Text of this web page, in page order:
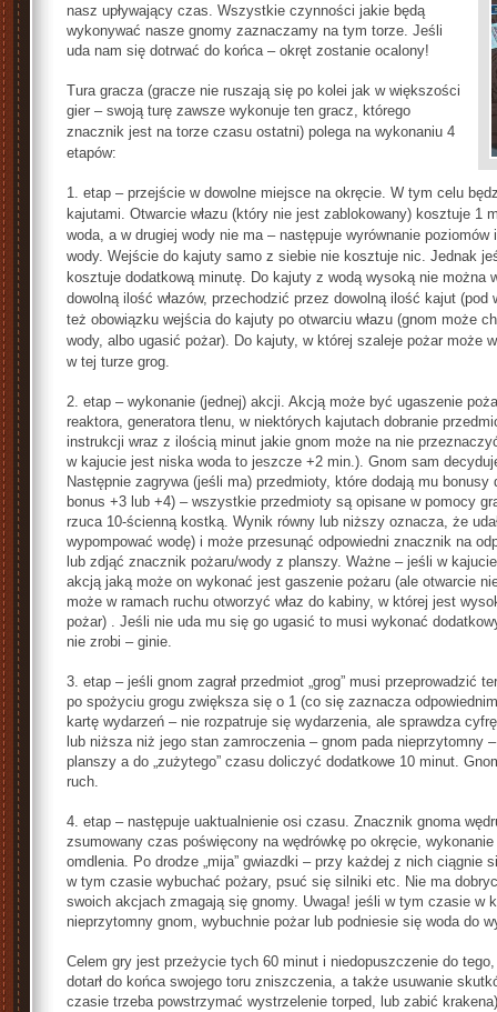
nasz upływający czas. Wszystkie czynności jakie będą
wykonywać nasze gnomy zaznaczamy na tym torze. Jeśli
uda nam się dotrwać do końca – okręt zostanie ocalony!
Tura gracza (gracze nie ruszają się po kolei jak w większości
gier – swoją turę zawsze wykonuje ten gracz, którego
znacznik jest na torze czasu ostatni) polega na wykonaniu 4
etapów:
1. etap – przejście w dowolne miejsce na okręcie. W tym celu
kajutami. Otwarcie włazu (który nie jest zablokowany) kosztuje 1
woda, a w drugiej wody nie ma – następuje wyrównanie
wody. Wejście do kajuty samo z siebie nie kosztuje nic. Jednak
kosztuje dodatkową minutę. Do kajuty z wodą wysoką nie można
dowolną ilość włazów, przechodzić przez dowolną ilość kajut
też obowiązku wejścia do kajuty po otwarciu włazu (gnom może
wody, albo ugasić pożar). Do kajuty, w której szaleje pożar może
w tej turze grog.
2. etap – wykonanie (jednej) akcji. Akcją może być ugaszenie
reaktora, generatora tlenu, w niektórych kajutach dobranie
instrukcji wraz z ilością minut jakie gnom może na nie
w kajucie jest niska woda to jeszcze +2 min.). Gnom sam
Następnie zagrywa (jeśli ma) przedmioty, które dodają mu
bonus +3 lub +4) – wszystkie przedmioty są opisane w pomocy
rzuca 10-ścienną kostką. Wynik równy lub niższy oznacza, że
wypompować wodę) i może przesunąć odpowiedni znacznik na
lub zdjąć znacznik pożaru/wody z planszy. Ważne – jeśli w
akcją jaką może on wykonać jest gaszenie pożaru (ale otwarcie
może w ramach ruchu otworzyć właz do kabiny, w której jest
pożar) . Jeśli nie uda mu się go ugasić to musi wykonać
nie zrobi – ginie.
3. etap – jeśli gnom zagrał przedmiot „grog” musi przeprowadzić
po spożyciu grogu zwiększa się o 1 (co się zaznacza
kartę wydarzeń – nie rozpatruje się wydarzenia, ale sprawdza
lub niższa niż jego stan zamroczenia – gnom pada nieprzytomny
planszy a do „zużytego” czasu doliczyć dodatkowe 10 minut.
ruch.
4. etap – następuje uaktualnienie osi czasu. Znacznik gnoma
zsumowany czas poświęcony na wędrówkę po okręcie,
omdlenia. Po drodze „mija” gwiazdki – przy każdej z nich ciągnie
w tym czasie wybuchać pożary, psuć się silniki etc. Nie ma
swoich akcjach zmagają się gnomy. Uwaga! jeśli w tym czasie w
nieprzytomny gnom, wybuchnie pożar lub podniesie się woda do
Celem gry jest przeżycie tych 60 minut i niedopuszczenie do
dotarł do końca swojego toru zniszczenia, a także usuwanie
czasie trzeba powstrzymać wystrzelenie torped, lub zabić